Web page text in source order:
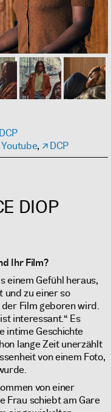
DCP
Youtube, DCP
DIOP
Ihr Film?
einem Gefühl heraus,
und zu einer so
Film geboren wird.
interessant.“ Es
intime Geschichte
lange Zeit unerzählt
von einem Foto,
von einer
Frau schiebt am Gare